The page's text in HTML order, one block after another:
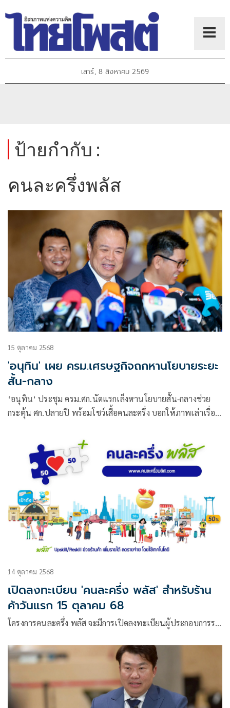
เสาร์, 8 สิงหาคม 2569
ป้ายกำกับ :
คนละครึ่งพลัส
15 ตุลาคม 2568
'อนุทิน' เผย ครม.เศรษฐกิจถกหานโยบายระยะ
สั้น-กลาง
‘อนุทิน’ ประชุม ครม.ศก.นัดแรกเล็งหานโยบายสั้น-กลางช่วย
กระตุ้น ศก.ปลายปี พร้อมโชว์เสื้อคนละครึ่ง บอกให้ภาพเล่าเรื่อง
14 ตุลาคม 2568
เปิดลงทะเบียน 'คนละครึ่ง พลัส' สำหรับร้าน
ค้าวันแรก 15 ตุลาคม 68
โครงการคนละครึ่ง พลัส จะมีการเปิดลงทะเบียนผู้ประกอบการร…